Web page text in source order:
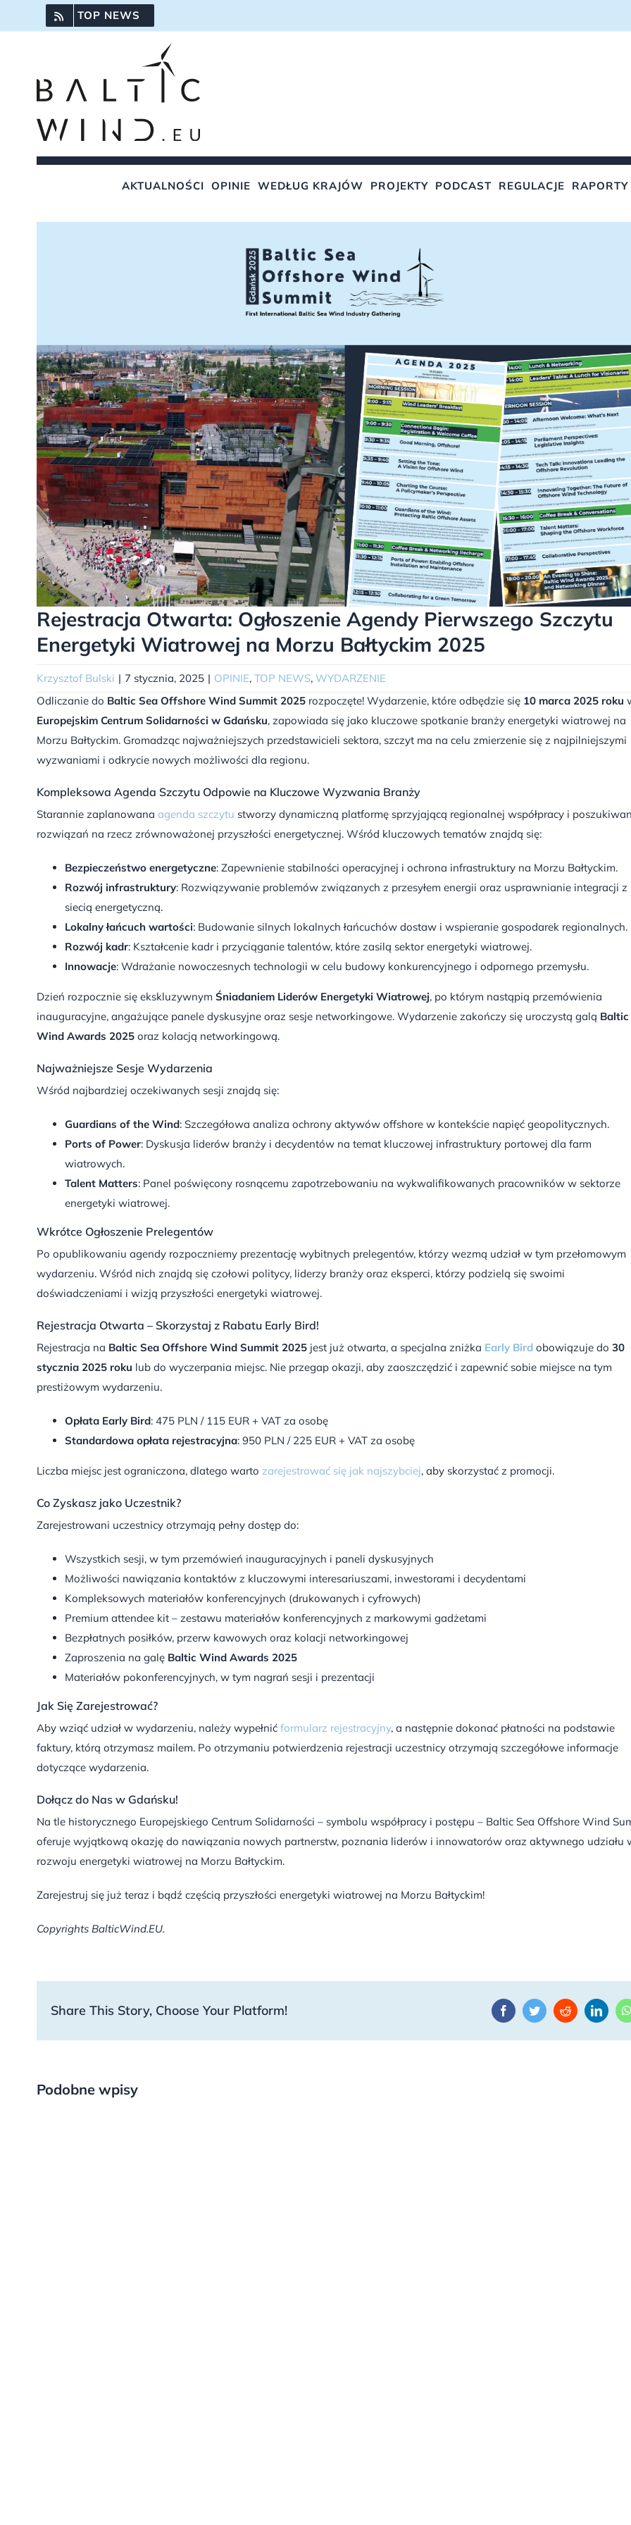
do
TOP NEWS
AKTUALNOŚCI OPINIE WEDŁUG KRAJÓW PROJEKTY PODCAST REGULACJE RAPORTY
Rejestracja Otwarta: Ogłoszenie Agendy Pierwszego Szczytu
Energetyki Wiatrowej na Morzu Bałtyckim 2025
Krzysztof Bulski | 7 stycznia, 2025 | OPINIE, TOP NEWS, WYDARZENIE
Odliczanie do Baltic Sea Offshore Wind Summit 2025 rozpoczęte! Wydarzenie, które odbędzie się 10 marca 2025 roku
Europejskim Centrum Solidarności w Gdańsku, zapowiada się jako kluczowe spotkanie branży energetyki wiatrowej na
Morzu Bałtyckim. Gromadząc najważniejszych przedstawicieli sektora, szczyt ma na celu zmierzenie się z najpilniejszymi
wyzwaniami i odkrycie nowych możliwości dla regionu.
Kompleksowa Agenda Szczytu Odpowie na Kluczowe Wyzwania Branży
Starannie zaplanowana agenda szczytu stworzy dynamiczną platformę sprzyjającą regionalnej współpracy i
rozwiązań na rzecz zrównoważonej przyszłości energetycznej. Wśród kluczowych tematów znajdą się:
Bezpieczeństwo energetyczne: Zapewnienie stabilności operacyjnej i ochrona infrastruktury na Morzu Bałtyckim.
Rozwój infrastruktury: Rozwiązywanie problemów związanych z przesyłem energii oraz usprawnianie integracji z
siecią energetyczną.
Lokalny łańcuch wartości: Budowanie silnych lokalnych łańcuchów dostaw i wspieranie gospodarek regionalnych.
Rozwój kadr: Kształcenie kadr i przyciąganie talentów, które zasilą sektor energetyki wiatrowej.
Innowacje: Wdrażanie nowoczesnych technologii w celu budowy konkurencyjnego i odpornego przemysłu.
Dzień rozpocznie się ekskluzywnym Śniadaniem Liderów Energetyki Wiatrowej, po którym nastąpią przemówienia
inauguracyjne, angażujące panele dyskusyjne oraz sesje networkingowe. Wydarzenie zakończy się uroczystą galą Baltic
Wind Awards 2025 oraz kolacją networkingową.
Najważniejsze Sesje Wydarzenia
Wśród najbardziej oczekiwanych sesji znajdą się:
Guardians of the Wind: Szczegółowa analiza ochrony aktywów offshore w kontekście napięć geopolitycznych.
Ports of Power: Dyskusja liderów branży i decydentów na temat kluczowej infrastruktury portowej dla farm
wiatrowych.
Talent Matters: Panel poświęcony rosnącemu zapotrzebowaniu na wykwalifikowanych pracowników w sektorze
energetyki wiatrowej.
Wkrótce Ogłoszenie Prelegentów
Po opublikowaniu agendy rozpoczniemy prezentację wybitnych prelegentów, którzy wezmą udział w tym przełomowym
wydarzeniu. Wśród nich znajdą się czołowi politycy, liderzy branży oraz eksperci, którzy podzielą się swoimi
doświadczeniami i wizją przyszłości energetyki wiatrowej.
Rejestracja Otwarta – Skorzystaj z Rabatu Early Bird!
Rejestracja na Baltic Sea Offshore Wind Summit 2025 jest już otwarta, a specjalna zniżka Early Bird obowiązuje do 30
stycznia 2025 roku lub do wyczerpania miejsc. Nie przegap okazji, aby zaoszczędzić i zapewnić sobie miejsce na tym
prestiżowym wydarzeniu.
Opłata Early Bird: 475 PLN / 115 EUR + VAT za osobę
Standardowa opłata rejestracyjna: 950 PLN / 225 EUR + VAT za osobę
Liczba miejsc jest ograniczona, dlatego warto zarejestrować się jak najszybciej, aby skorzystać z promocji.
Co Zyskasz jako Uczestnik?
Zarejestrowani uczestnicy otrzymają pełny dostęp do:
Wszystkich sesji, w tym przemówień inauguracyjnych i paneli dyskusyjnych
Możliwości nawiązania kontaktów z kluczowymi interesariuszami, inwestorami i decydentami
Kompleksowych materiałów konferencyjnych (drukowanych i cyfrowych)
Premium attendee kit – zestawu materiałów konferencyjnych z markowymi gadżetami
Bezpłatnych posiłków, przerw kawowych oraz kolacji networkingowej
Zaproszenia na galę Baltic Wind Awards 2025
Materiałów pokonferencyjnych, w tym nagrań sesji i prezentacji
Jak Się Zarejestrować?
Aby wziąć udział w wydarzeniu, należy wypełnić formularz rejestracyjny, a następnie dokonać płatności na podstawie
faktury, którą otrzymasz mailem. Po otrzymaniu potwierdzenia rejestracji uczestnicy otrzymają szczegółowe informacje
dotyczące wydarzenia.
Dołącz do Nas w Gdańsku!
Na tle historycznego Europejskiego Centrum Solidarności – symbolu współpracy i postępu – Baltic Sea Offshore Wind
oferuje wyjątkową okazję do nawiązania nowych partnerstw, poznania liderów i innowatorów oraz aktywnego udziału
rozwoju energetyki wiatrowej na Morzu Bałtyckim.
Zarejestruj się już teraz i bądź częścią przyszłości energetyki wiatrowej na Morzu Bałtyckim!
Copyrights BalticWind.EU.
Share This Story, Choose Your Platform! FacebookTwitterReddit
Podobne wpisy